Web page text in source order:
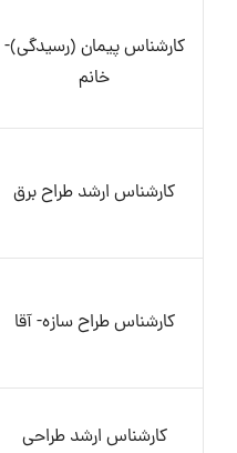
کارشناس پیمان (رسیدگی)-
خانم
کارشناس ارشد طراح برق
کارشناس طراح سازه- آقا
کارشناس ارشد طراحی